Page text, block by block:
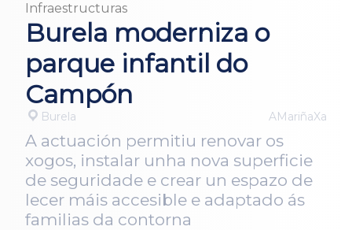
Infraestructuras
Burela moderniza o
parque infantil do
Campón
Burela AMariñaXa
A actuación permitiu renovar os
xogos, instalar unha nova superficie
de seguridade e crear un espazo de
lecer máis accesible e adaptado ás
familias da contorna